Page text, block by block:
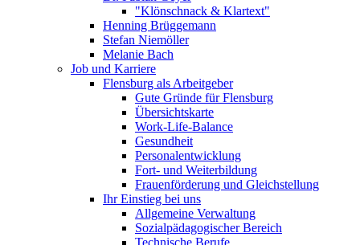
"Klönschnack & Klartext"
Henning Brüggemann
Stefan Niemöller
Melanie Bach
Job und Karriere
Flensburg als Arbeitgeber
Gute Gründe für Flensburg
Übersichtskarte
Work-Life-Balance
Gesundheit
Personalentwicklung
Fort- und Weiterbildung
Frauenförderung und Gleichstellung
Ihr Einstieg bei uns
Allgemeine Verwaltung
Sozialpädagogischer Bereich
Technische Berufe